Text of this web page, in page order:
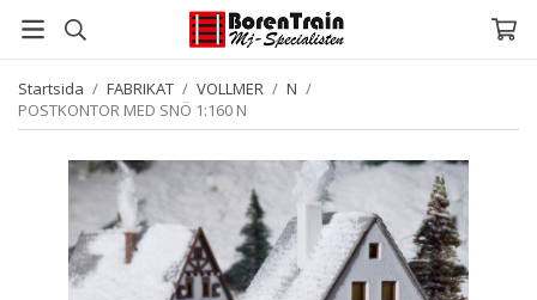
Startsida / FABRIKAT / VOLLMER / N /
POSTKONTOR MED SNÖ 1:160 N